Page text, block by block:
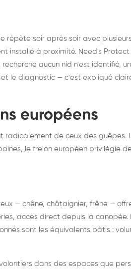
répète soir après soir avec plusieurs
installé à proximité. Need's
aucun nid n'est identifié,
le diagnostic — c'est expliqué
européens
radicalement de ceux des guêpes.
le frelon européen privilégie
— chêne, châtaignier, frêne —
accès direct depuis la canopée.
sont les équivalents bâtis :
dans des espaces que